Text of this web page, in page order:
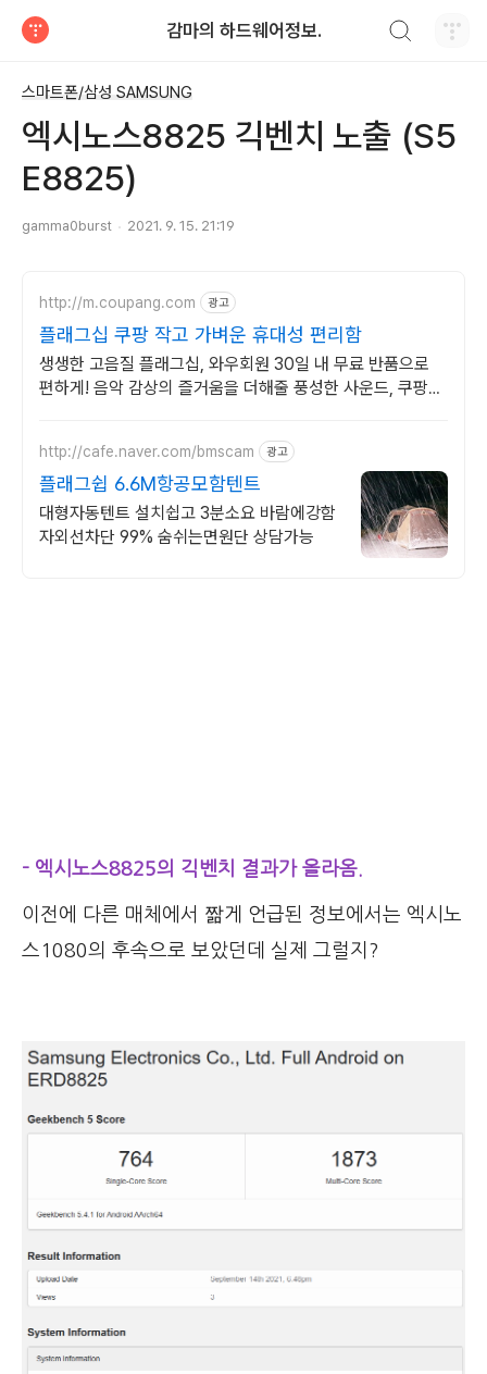
감마의 하드웨어정보.
스마트폰/삼성 SAMSUNG
엑시노스8825 긱벤치 노출 (S5
E8825)
gamma0burst 2021. 9. 15. 21:19
http://m.coupang.com 광고
플래그십 쿠팡 작고 가벼운 휴대성 편리함
생생한 고음질 플래그십, 와우회원 30일 내 무료 반품으로
편하게! 음악 감상의 즐거움을 더해줄 풍성한 사운드, 쿠팡에
http://cafe.naver.com/bmscam 광고
플래그쉽 6.6M항공모함텐트
대형자동텐트 설치쉽고 3분소요 바람에강함
자외선차단 99% 숨쉬는면원단 상담가능
- 엑시노스8825의 긱벤치 결과가 올라옴.
이전에 다른 매체에서 짦게 언급된 정보에서는 엑시노
스1080의 후속으로 보았던데 실제 그럴지?